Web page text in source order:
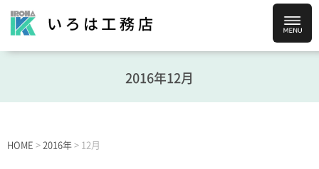
2016年12月
HOME > 2016年 > 12月